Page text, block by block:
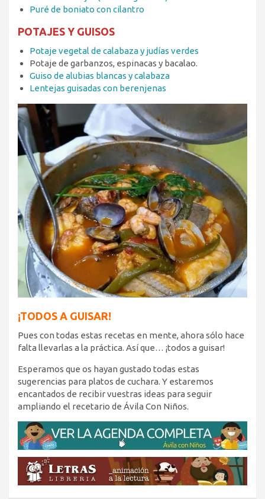
Puré de boniato con cilantro
POTAJES Y GUISOS
Potaje vegetal de calabaza y judías verdes
Potaje de garbanzos, espinacas y bacalao.
Guiso de alubias blancas y calabaza
Lentejas guisadas con berenjenas
¡TODOS A GUISAR!
Pues con todas estas recetas en mente, ahora sólo hace
falta llevarlas a la práctica. Así que… ¡todos a guisar!
Esperamos que os hayan gustado todas estas
sugerencias para platos de cuchara. Y estaremos
encantados de recibir vuestras ideas para seguir
ampliando el recetario de Ávila Con Niños.